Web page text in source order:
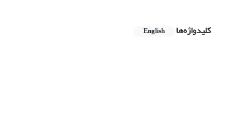
کلیدواژه‌ها English